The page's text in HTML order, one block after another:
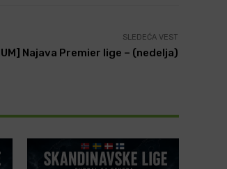
SLEDEĆA VEST
Najava Premier lige – (nedelja)